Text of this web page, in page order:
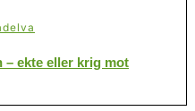
– ekte eller krig mot